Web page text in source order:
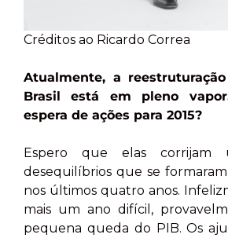
Créditos ao Ricardo Correa
Atualmente, a
Brasil está em pleno
espera de ações para 2015?
Espero que elas corrijam
desequilíbrios que se
nos últimos quatro anos.
mais um ano difícil,
pequena queda do PIB. Os